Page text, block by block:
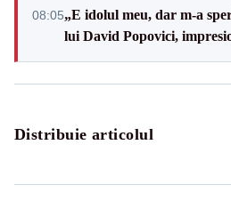
08:05„E idolul meu, dar m-a
lui David Popovici,
Distribuie articolul